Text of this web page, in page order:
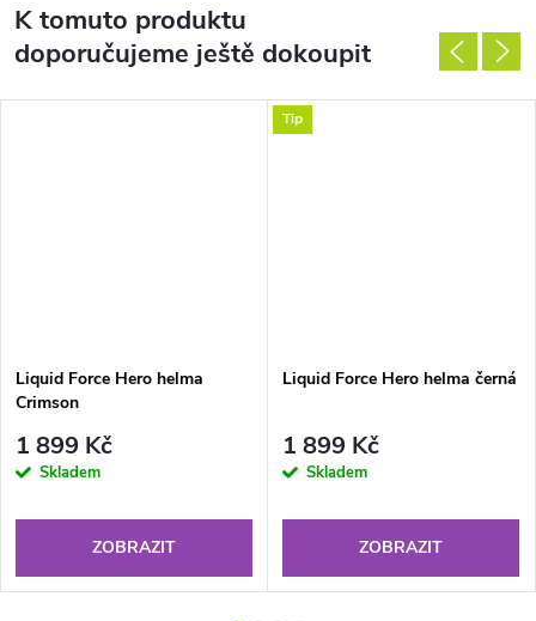
K tomuto produktu
doporučujeme ještě dokoupit
Liquid Force Hero helma
Crimson
1 899 Kč
Skladem
ZOBRAZIT
Tip
Liquid Force Hero helma černá
1 899 Kč
Skladem
ZOBRAZIT